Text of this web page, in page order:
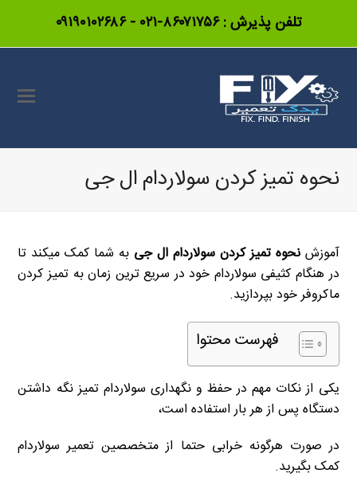
تلفن پذیرش :۸۶۰۷۱۷۵۶-۰۲۱ -۰۹۱۹۰۱۰۲۶۸۶
نحوه تميز كردن سولاردام ال جی
آموزشنحوه تميز كردن سولاردام ال جی به شما کمک میکند تا
در هنگام کثیفی سولاردام خود در سریع ترین زمان به تمیز کردن
ماکروفر خود بپردازید.
فهرست محتوا
یکی از نکات مهم در حفظ و نگهداری سولاردام تمیز نگه داشتن
دستگاه پس از هر بار استفاده است،
در صورت هرگونه خرابی حتما از متخصصین تعمیر سولاردام
کمک بگیرید.